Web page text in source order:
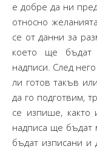
е добре да ни
относно
се от данни за
което ще бъдат
надписи. След
ли готов такъв
да го подготвим,
се изпише, както
надписа ще бъдат
бъдат изписани и